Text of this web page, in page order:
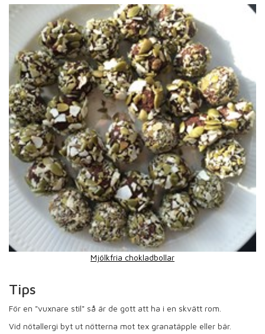
Mjölkfria chokladbollar
Tips
För en "vuxnare stil" så är de gott att ha i en skvätt rom.
Vid nötallergi byt ut nötterna mot tex granatäpple eller bär.